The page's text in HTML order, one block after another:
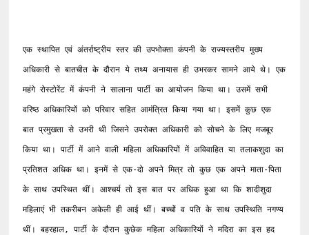
एक स्थापित एवं अंतर्राष्ट्रीय स्तर की उपभोक्ता कंपनी के राज्यस्तरीय मुख्य
अधिकारी से बातचीत के दौरान ये तथ्य अनायास ही उभरकर सामने आये थे। एक
महंगे रोस्टोरेंट में कंपनी ने सालाना पार्टी का आयोजन किया था। उसमें सभी
वरिष्ठ अधिकारियों को परिवार सहित आमंत्रित किया गया था। इसमें कुछ एक
बात प्रमुखता से उभरी थी जिसने उपरोक्त अधिकारी को सोचने के लिए मजबूर
किया था। पार्टी में आने वाली महिला अधिकारियों में अविवाहित या तलाकशुदा का
प्रतिशत अधिक था। इनमें से एक-दो अपने मित्र तो कुछ एक अपने माता-पिता
के साथ उपस्थित थीं। आश्चर्य तो इस बात पर अधिक हुआ था कि शादीशुदा
महिलाएं भी तकरीबन अकेली ही आई थीं। बच्चों व पति के साथ उपस्थिति नगण्य
थीं। बहरहाल, पार्टी के दौरान कुछेक महिला अधिकारियों ने मदिरा का इस हद